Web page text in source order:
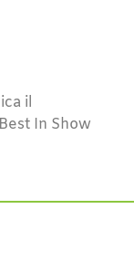
il
In Show